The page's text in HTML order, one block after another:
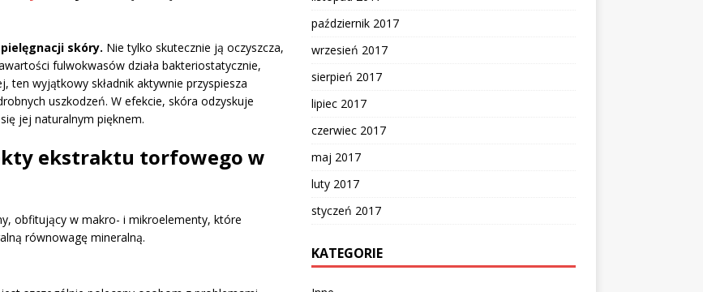
skóry. Nie tylko skutecznie ją oczyszcza,
fulwokwasów działa bakteriostatycznie,
ten wyjątkowy składnik aktywnie przyspiesza
uszkodzeń. W efekcie, skóra odzyskuje
jej naturalnym pięknem.
ekstraktu torfowego w
obfitujący w makro- i mikroelementy, które
równowagę mineralną.
październik 2017
wrzesień 2017
sierpień 2017
lipiec 2017
czerwiec 2017
maj 2017
luty 2017
styczeń 2017
KATEGORIE